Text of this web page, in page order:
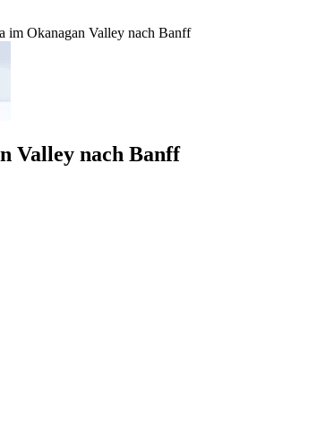
im Okanagan Valley nach Banff
Valley nach Banff